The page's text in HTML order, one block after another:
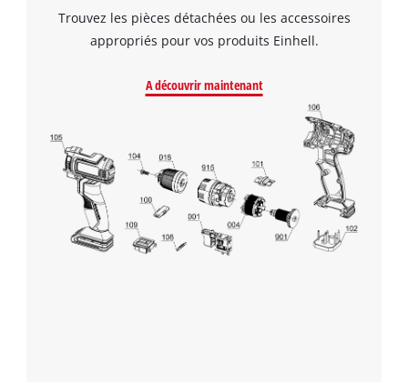
Trouvez les pièces détachées ou les accessoires
appropriés pour vos produits Einhell.
A découvrir maintenant